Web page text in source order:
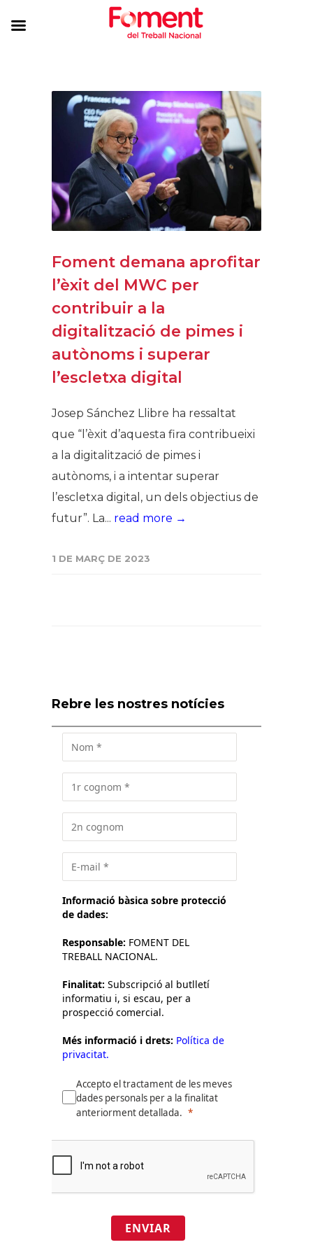
Foment demana aprofitar
l’èxit del MWC per
contribuir a la
digitalització de pimes i
autònoms i superar
l’escletxa digital
Josep Sánchez Llibre ha ressaltat
que “l’èxit d’aquesta fira contribueixi
a la digitalització de pimes i
autònoms, i a intentar superar
l’escletxa digital, un dels objectius de
futur”. La... read more →
1 DE MARÇ DE 2023
Rebre les nostres notícies
Informació bàsica sobre protecció
de dades:
Responsable: FOMENT DEL
TREBALL NACIONAL.
Finalitat: Subscripció al butlletí
informatiu i, si escau, per a
prospecció comercial.
Més informació i drets: Política de
privacitat.
Accepto el tractament de les meves
dades personals per a la finalitat
anteriorment detallada.
ENVIAR